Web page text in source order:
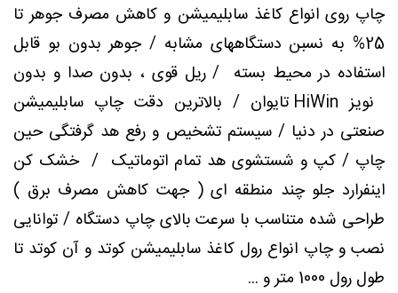
چاپ روی انواع کاغذ سابلیمیشن و کاهش مصرف جوهر تا
25% به نسبن دستگاههای مشابه / جوهر بدون بو قابل
استفاده در محیط بسته / ریل قوی ، بدون صدا و بدون
نویز HiWin تایوان / بالاترین دقت چاپ سابلیمیشن
صنعتی در دنیا / سیستم تشخیص و رفع هد گرفتگی حین
چاپ / کپ و شستشوی هد تمام اتوماتیک / خشک کن
اینفرارد جلو چند منطقه ای ( جهت کاهش مصرف برق )
طراحی شده متناسب با سرعت بالای چاپ دستگاه / توانایی
نصب و چاپ انواع رول کاغذ سابلیمیشن کوتد و آن کوتد تا
طول رول 1000 متر و ...